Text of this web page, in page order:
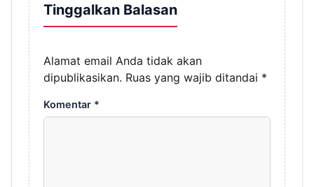
Tinggalkan Balasan
Alamat email Anda tidak akan
dipublikasikan. Ruas yang wajib ditandai *
Komentar *